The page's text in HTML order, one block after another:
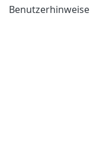
Benutzerhinweise